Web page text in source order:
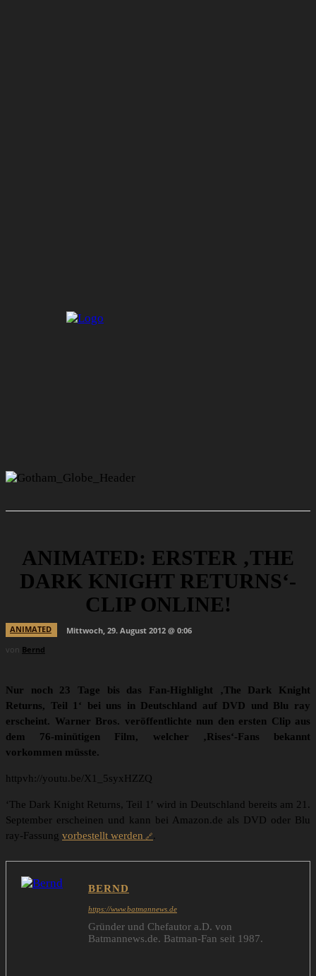
ANIMATED: ERSTER ‚THE
DARK KNIGHT RETURNS‘-
CLIP ONLINE!
ANIMATED
Mittwoch, 29. August 2012 @ 0:06
von Bernd
Nur noch 23 Tage bis das Fan-Highlight ‚The Dark Knight
Returns, Teil 1‘ bei uns in Deutschland auf DVD und Blu ray
erscheint. Warner Bros. veröffentlichte nun den ersten Clip aus
dem 76-minütigen Film, welcher ‚Rises‘-Fans bekannt
vorkommen müsste.
httpvh://youtu.be/X1_5syxHZZQ
‘The Dark Knight Returns, Teil 1′ wird in Deutschland bereits am 21.
September erscheinen und kann bei Amazon.de als DVD oder Blu
ray-Fassung vorbestellt werden .
BERND
https://www.batmannews.de
Gründer und Chefautor a.D. von
Batmannews.de. Batman-Fan seit 1987.